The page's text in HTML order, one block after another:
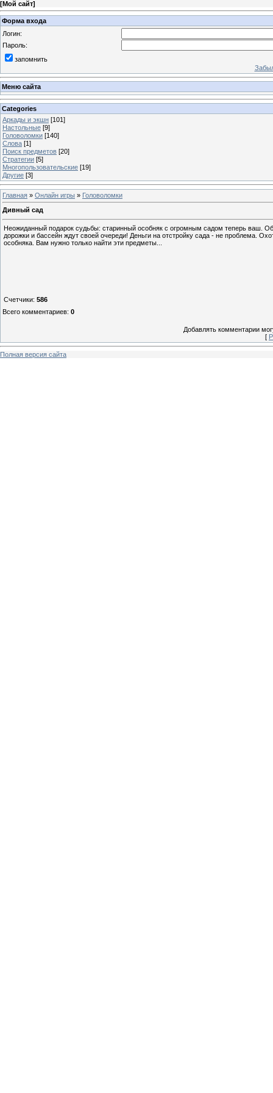
[Мой сайт]
Форма входа
Логин:
Пароль:
запомнить
Меню сайта
Categories
Аркады и экшн [101]
Настольные [9]
Головоломки [140]
Слова [1]
Поиск предметов [20]
Стратегии [5]
Многопользовательские [19]
Другие [3]
Главная » Онлайн игры » Головоломки
Дивный сад
Неожиданный подарок судьбы: старинный особняк с огромным садом теперь ваш.
дорожки и бассейн ждут своей очереди! Деньги на отстройку сада - не проблема.
особняка. Вам нужно только найти эти предметы...
Счетчики: 586
Всего комментариев: 0
Добавлять комментарии
[
Полная версия сайта